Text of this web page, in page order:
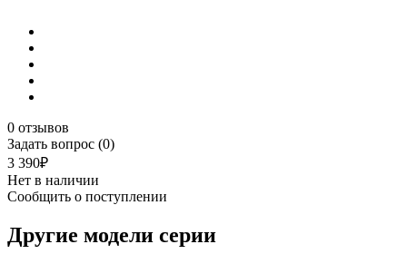
0 отзывов
Задать вопрос (0)
3 390₽
Нет в наличии
Сообщить о поступлении
Другие модели серии